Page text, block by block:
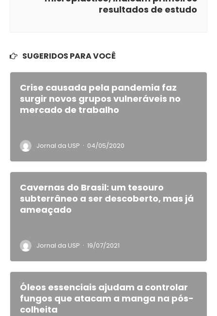
resultados de estudo
SUGERIDOS PARA VOCÊ
Crise causada pela pandemia faz
surgir novos grupos vulneráveis no
mercado de trabalho
Jornal da USP · 04/05/2020
Cavernas do Brasil: um tesouro
subterrâneo a ser descoberto, mas já
ameaçado
Jornal da USP · 19/07/2021
Óleos essenciais ajudam a controlar
fungos que atacam a manga na pós-
colheita